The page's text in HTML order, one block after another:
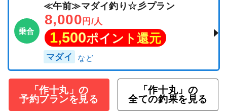
乗合
≪午前≫マダイ釣り☆彡プラン
8,000 円/人
1,500ポイント還元
マダイ
「作十丸」の
予約プランを見る
「作十丸」の
全ての釣果を見る